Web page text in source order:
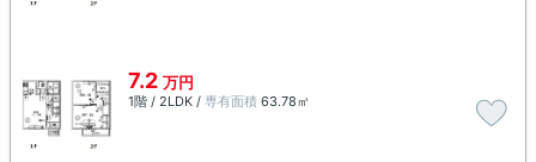
7.2 万円
1階 / 2LDK / 専有面積 63.78㎡